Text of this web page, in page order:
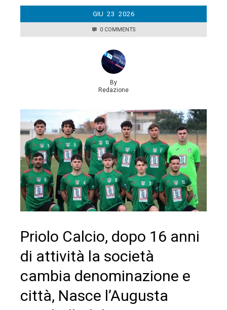
GIU 23 2026
0 COMMENTS
By
Redazione
Priolo Calcio, dopo 16 anni
di attività la società
cambia denominazione e
città, Nasce l’Augusta